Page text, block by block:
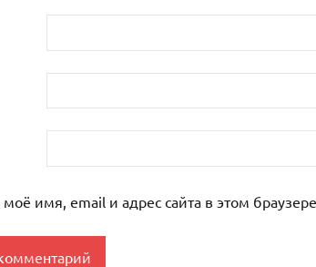
моё имя, email и адрес сайта в этом